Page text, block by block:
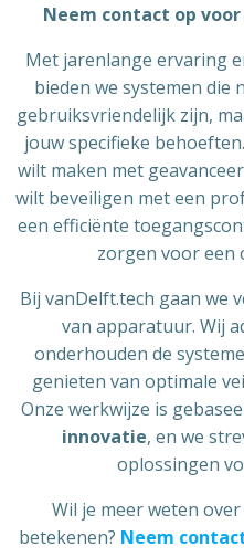
Neem contact op
Met jarenlange ervaring
bieden we systemen die
gebruiksvriendelijk zijn,
jouw specifieke
wilt maken met
wilt beveiligen met een
een efficiënte
zorgen voor een
Bij vanDelft.tech gaan we
van apparatuur. Wij
onderhouden de
genieten van optimale
Onze werkwijze is
innovatie, en we
oplossingen
Wil je meer weten
betekenen? Neem